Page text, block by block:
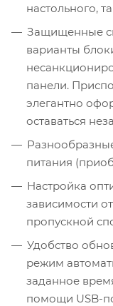
настольного,
Защищенные
варианты
панели.
элегантно
оставаться
питания
Настройка
зависимости
пропускной
Удобство
режим
заданное
помощи USB-